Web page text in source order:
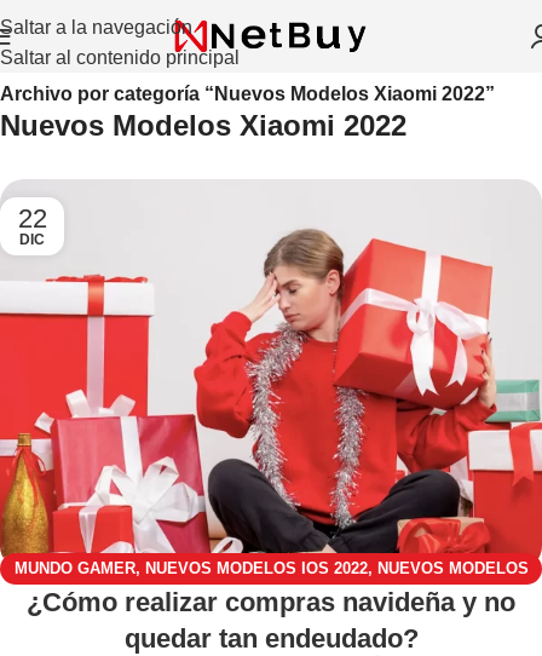
Saltar a la navegación
Saltar al contenido principal
Inicio/
Archivo por categoría “Nuevos Modelos Xiaomi 2022”
Nuevos Modelos Xiaomi 2022
22
DIC
MUNDO GAMER, NUEVOS MODELOS IOS 2022, NUEVOS MODELOS
XIAOMI 2022,TENDENCIAS TECNOLÓGICAS
¿Cómo realizar compras navideña y no
quedar tan endeudado?